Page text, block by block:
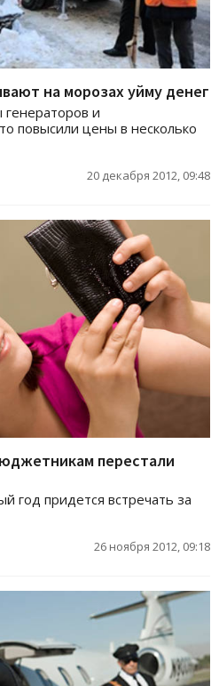
на морозах уйму денег
и
повысили цены в несколько
20 декабря 2012, 09:48
перестали
год придется встречать за
26 ноября 2012, 09:18